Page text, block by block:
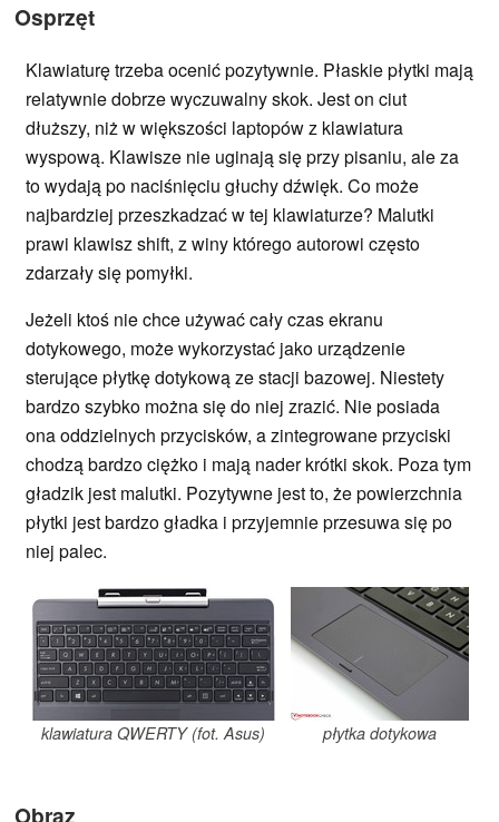
Osprzęt
Klawiaturę trzeba ocenić pozytywnie. Płaskie płytki mają
relatywnie dobrze wyczuwalny skok. Jest on ciut
dłuższy, niż w większości laptopów z klawiatura
wyspową. Klawisze nie uginają się przy pisaniu, ale za
to wydają po naciśnięciu głuchy dźwięk. Co może
najbardziej przeszkadzać w tej klawiaturze? Malutki
prawi klawisz shift, z winy którego autorowi często
zdarzały się pomyłki.
Jeżeli ktoś nie chce używać cały czas ekranu
dotykowego, może wykorzystać jako urządzenie
sterujące płytkę dotykową ze stacji bazowej. Niestety
bardzo szybko można się do niej zrazić. Nie posiada
ona oddzielnych przycisków, a zintegrowane przyciski
chodzą bardzo ciężko i mają nader krótki skok. Poza tym
gładzik jest malutki. Pozytywne jest to, że powierzchnia
płytki jest bardzo gładka i przyjemnie przesuwa się po
niej palec.
klawiatura QWERTY (fot. Asus) płytka dotykowa
Obraz